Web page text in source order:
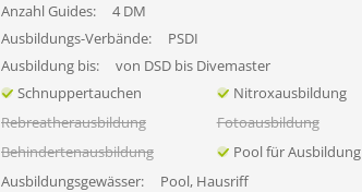
Anzahl Guides:
4 DM
Ausbildungs-Verbände:
PSDI
Ausbildung bis:
von DSD bis Divemaster
Schnuppertauchen
Nitroxausbildung
Rebreatherausbildung
Fotoausbildung
Behindertenausbildung
Pool für Ausbildung
Ausbildungsgewässer:
Pool, Hausriff